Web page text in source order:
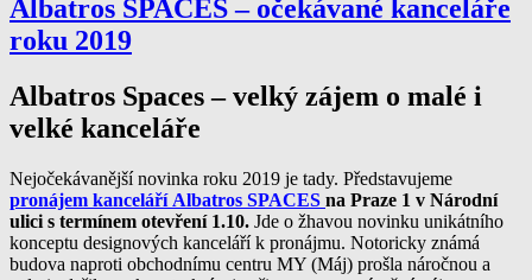
Albatros SPACES – očekávané kanceláře
roku 2019
Albatros Spaces – velký zájem o malé i
velké kanceláře
Nejočekávanější novinka roku 2019 je tady. Představujeme
pronájem kanceláříAlbatros SPACES na Praze 1 v Národní
ulici s termínem otevření 1.10. Jde o žhavou novinku unikátního
konceptu designových kanceláří k pronájmu. Notoricky známá
budova naproti obchodnímu centru MY (Máj) prošla náročnou a